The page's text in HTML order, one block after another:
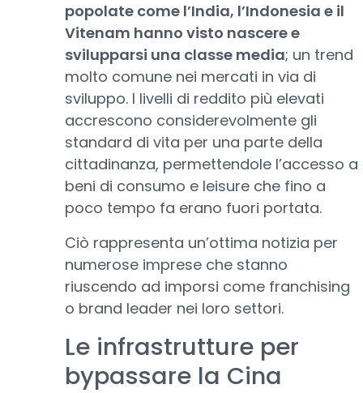
popolate come l’India, l’Indonesia e il
Vitenam hanno visto nascere e
svilupparsi una classe media; un trend
molto comune nei mercati in via di
sviluppo. I livelli di reddito più elevati
accrescono considerevolmente gli
standard di vita per una parte della
cittadinanza, permettendole l’accesso a
beni di consumo e leisure che fino a
poco tempo fa erano fuori portata.
Ciò rappresenta un’ottima notizia per
numerose imprese che stanno
riuscendo ad imporsi come franchising
o brand leader nei loro settori.
Le infrastrutture per
bypassare la Cina